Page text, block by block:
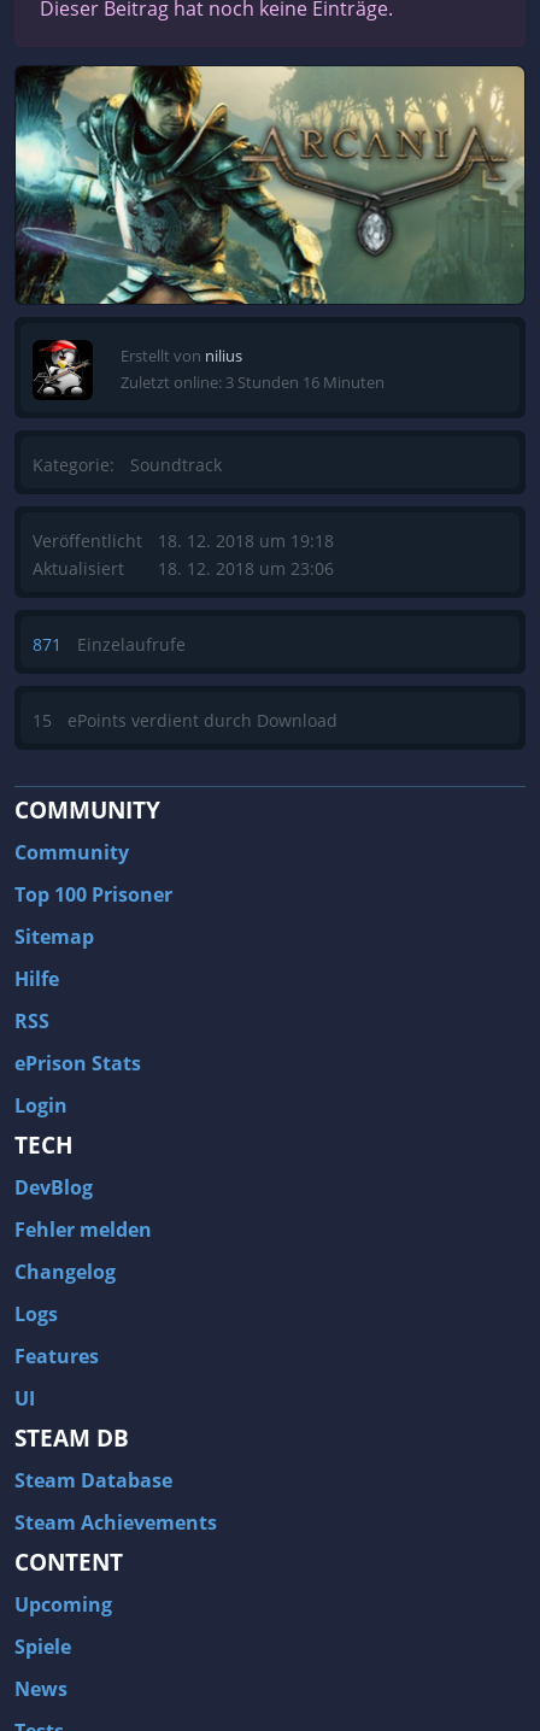
Dieser Beitrag hat noch keine Einträge.
Erstellt von nilius
Zuletzt online: 3 Stunden 16 Minuten
Kategorie: Soundtrack
Veröffentlicht
Aktualisiert
18. 12. 2018 um 19:18
18. 12. 2018 um 23:06
871 Einzelaufrufe
15 ePoints verdient durch Download
COMMUNITY
Community
Top 100 Prisoner
Sitemap
Hilfe
RSS
ePrison Stats
Login
TECH
DevBlog
Fehler melden
Changelog
Logs
Features
UI
STEAM DB
Steam Database
Steam Achievements
CONTENT
Upcoming
Spiele
News